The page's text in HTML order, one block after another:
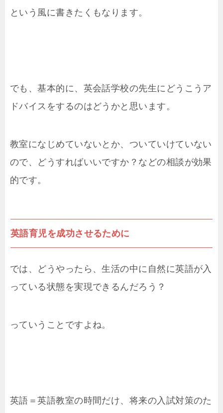
という風に書きたくもなります。
でも、基本的に、英会話学校の先生にどうこうア
ドバイスをするのはどうかと思います。
教室になじめていないとか、ついていけていない
ので、どうすればいいですか？などの相談が効果
的です。
英語育児を成功させるために
では、どうやったら、生活の中に自然に英語が入
っている状態を実現できるんだろう？
っていうことですよね。
英語＝英語教室の時間だけ、将来の入試対策のた